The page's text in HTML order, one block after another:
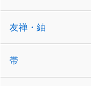
友禅・紬
帯